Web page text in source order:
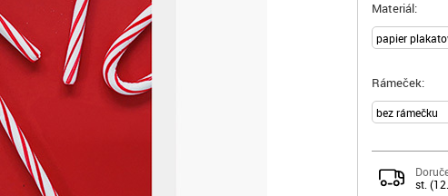
Materiál:
Rámeček:
st.